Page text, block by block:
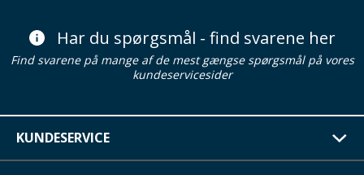
Har du spørgsmål - find svarene her
Find svarene på mange af de mest gængse spørgsmål på vores
kundeservicesider
KUNDESERVICE